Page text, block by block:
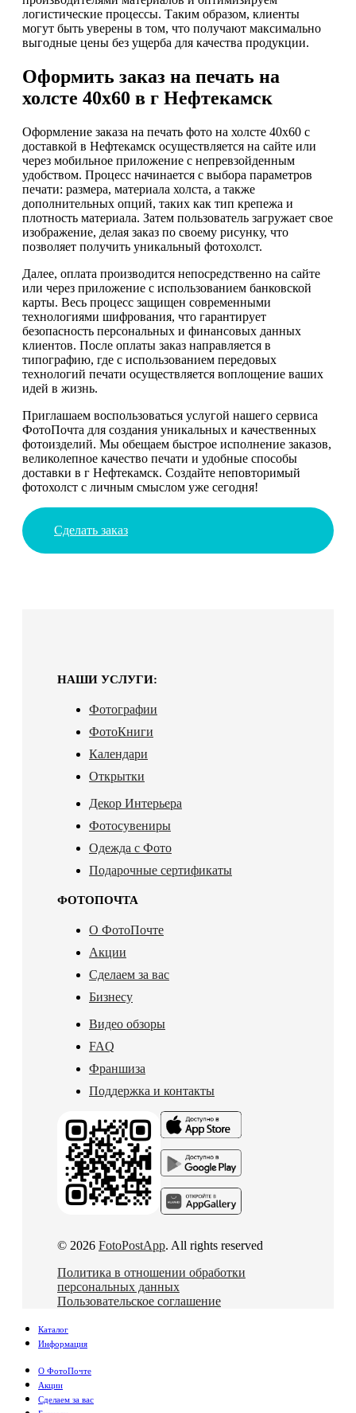
логистические процессы. Таким образом, клиенты
могут быть уверены в том, что получают максимально
выгодные цены без ущерба для качества продукции.
Оформить заказ на печать на
холсте 40х60 в г Нефтекамск
Оформление заказа на печать фото на холсте 40х60 с
доставкой в Нефтекамск осуществляется на сайте или
через мобильное приложение с непревзойденным
удобством. Процесс начинается с выбора параметров
печати: размера, материала холста, а также
дополнительных опций, таких как тип крепежа и
плотность материала. Затем пользователь загружает свое
изображение, делая заказ по своему рисунку, что
позволяет получить уникальный фотохолст.
Далее, оплата производится непосредственно на сайте
или через приложение с использованием банковской
карты. Весь процесс защищен современными
технологиями шифрования, что гарантирует
безопасность персональных и финансовых данных
клиентов. После оплаты заказ направляется в
типографию, где с использованием передовых
технологий печати осуществляется воплощение ваших
идей в жизнь.
Приглашаем воспользоваться услугой нашего сервиса
ФотоПочта для создания уникальных и качественных
фотоизделий. Мы обещаем быстрое исполнение заказов,
великолепное качество печати и удобные способы
доставки в г Нефтекамск. Создайте неповторимый
фотохолст с личным смыслом уже сегодня!
Сделать заказ
НАШИ УСЛУГИ:
Фотографии
ФотоКниги
Календари
Открытки
Декор Интерьера
Фотосувениры
Одежда с Фото
Подарочные сертификаты
ФОТОПОЧТА
О ФотоПочте
Акции
Сделаем за вас
Бизнесу
Видео обзоры
FAQ
Франшиза
Поддержка и контакты
© 2026 FotoPostApp. All rights reserved
Политика в отношении обработки
персональных данных
Пользовательское соглашение
Каталог
Информация
О ФотоПочте
Акции
Сделаем за вас